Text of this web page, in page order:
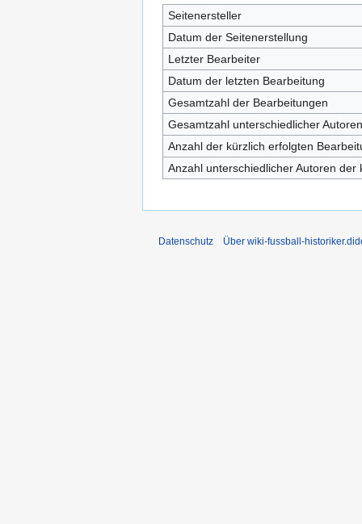
Seitenersteller
Datum der Seitenerstellung
Letzter Bearbeiter
Datum der letzten Bearbeitung
Gesamtzahl der Bearbeitungen
Gesamtzahl unterschiedlicher Autoren
Anzahl der kürzlich erfolgten
Anzahl unterschiedlicher Autoren
Datenschutz Über wiki-fussball-